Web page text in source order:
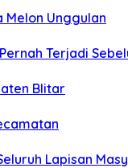
Melon Unggulan
Terjadi
Blitar
Lapisan